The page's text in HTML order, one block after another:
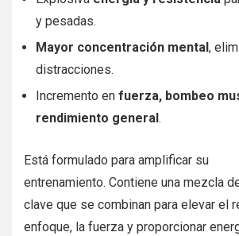
y pesadas.
Mayor concentración mental ,
distracciones.
Incremento en fuerza, bombeo
rendimiento general .
Está formulado para amplificar su
entrenamiento. Contiene una mezcla
clave que se combinan para elevar el
enfoque, la fuerza y ​​proporcionar